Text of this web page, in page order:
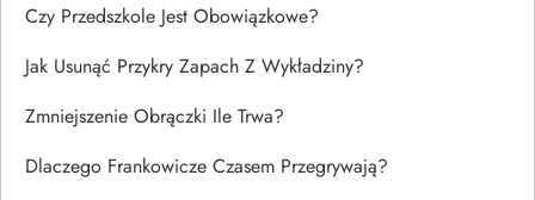
Czy Przedszkole Jest Obowiązkowe?
Jak Usunąć Przykry Zapach Z Wykładziny?
Zmniejszenie Obrączki Ile Trwa?
Dlaczego Frankowicze Czasem Przegrywają?